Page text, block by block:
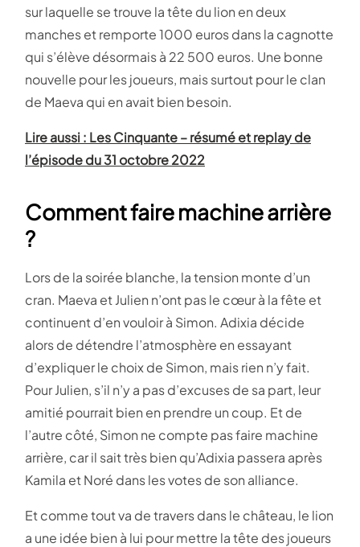
sur laquelle se trouve la tête du lion en deux
manches et remporte 1000 euros dans la cagnotte
qui s’élève désormais à 22 500 euros. Une bonne
nouvelle pour les joueurs, mais surtout pour le clan
de Maeva qui en avait bien besoin.
Lire aussi : Les Cinquante – résumé et replay de
l’épisode du 31 octobre 2022
Comment faire machine arrière
?
Lors de la soirée blanche, la tension monte d’un
cran. Maeva et Julien n’ont pas le cœur à la fête et
continuent d’en vouloir à Simon. Adixia décide
alors de détendre l’atmosphère en essayant
d’expliquer le choix de Simon, mais rien n’y fait.
Pour Julien, s’il n’y a pas d’excuses de sa part, leur
amitié pourrait bien en prendre un coup. Et de
l’autre côté, Simon ne compte pas faire machine
arrière, car il sait très bien qu’Adixia passera après
Kamila et Noré dans les votes de son alliance.
Et comme tout va de travers dans le château, le lion
a une idée bien à lui pour mettre la tête des joueurs